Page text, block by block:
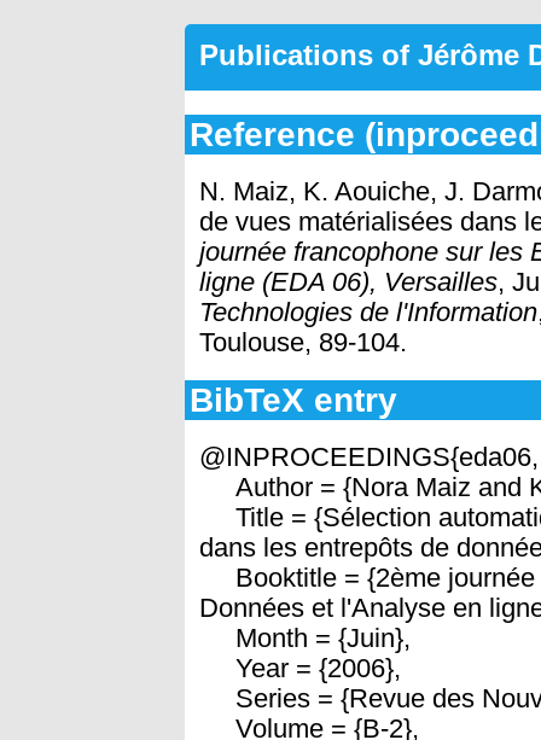
Publications of Jérôme
Reference
N. Maiz, K. Aouiche, J.
de vues matérialisées dans
journée francophone sur les
ligne (EDA 06), Versailles,
Technologies de l'Information
Toulouse, 89-104.
BibTeX entry
@INPROCEEDINGS{eda06,
Author = {Nora Maiz and
Title = {Sélection
dans les entrepôts de
Booktitle = {2ème journée
Données et l'Analyse en
Month = {Juin},
Year = {2006},
Series = {Revue des
Volume = {B-2},